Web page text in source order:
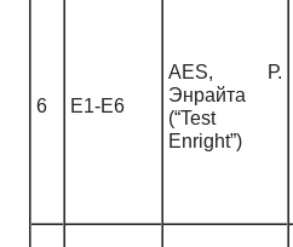
6 E1-E6
AES, Р.
Энрайта
(“Test
Enright”)